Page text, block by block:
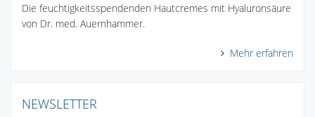
Die feuchtigkeitsspendenden Hautcremes mit Hyaluronsäure
von Dr. med. Auernhammer.
Mehr erfahren
NEWSLETTER